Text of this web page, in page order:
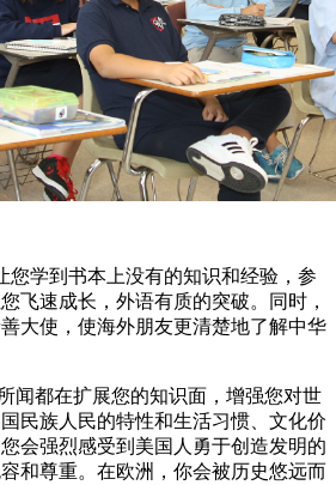
您学到书本上没有的知识和经验，参
飞速成长，外语有质的突破。同时，
大使，使海外朋友更清楚地了解中华
闻都在扩展您的知识面，增强您对世
民族人民的特性和生活习惯、文化价
会强烈感受到美国人勇于创造发明的
和尊重。在欧洲，你会被历史悠远而